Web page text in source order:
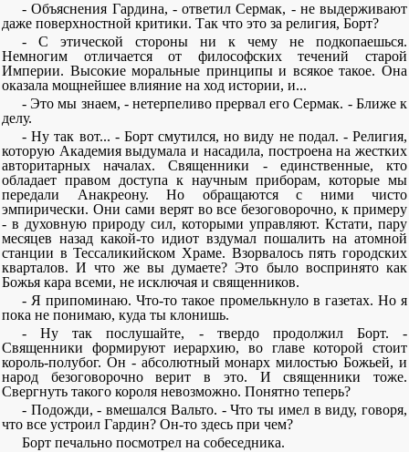
- Объяснения Гардина, - ответил Сермак, - не выдерживают
даже поверхностной критики. Так что это за религия, Борт?
- С этической стороны ни к чему не подкопаешься.
Немногим отличается от философских течений старой
Империи. Высокие моральные принципы и всякое такое. Она
оказала мощнейшее влияние на ход истории, и...
- Это мы знаем, - нетерпеливо прервал его Сермак. - Ближе к
делу.
- Ну так вот... - Борт смутился, но виду не подал. - Религия,
которую Академия выдумала и насадила, построена на жестких
авторитарных началах. Священники - единственные, кто
обладает правом доступа к научным приборам, которые мы
передали Анакреону. Но обращаются с ними чисто
эмпирически. Они сами верят во все безоговорочно, к примеру
- в духовную природу сил, которыми управляют. Кстати, пару
месяцев назад какой-то идиот вздумал пошалить на атомной
станции в Тессаликийском Храме. Взорвалось пять городских
кварталов. И что же вы думаете? Это было воспринято как
Божья кара всеми, не исключая и священников.
- Я припоминаю. Что-то такое промелькнуло в газетах. Но я
пока не понимаю, куда ты клонишь.
- Ну так послушайте, - твердо продолжил Борт. -
Священники формируют иерархию, во главе которой стоит
король-полубог. Он - абсолютный монарх милостью Божьей, и
народ безоговорочно верит в это. И священники тоже.
Свергнуть такого короля невозможно. Понятно теперь?
- Подожди, - вмешался Вальто. - Что ты имел в виду, говоря,
что все устроил Гардин? Он-то здесь при чем?
Борт печально посмотрел на собеседника.